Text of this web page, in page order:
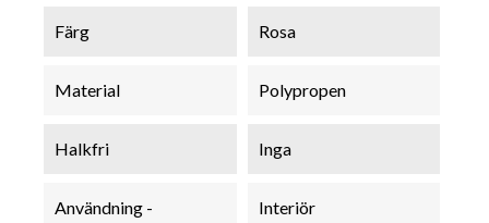
Färg Rosa
Material Polypropen
Halkfri Inga
Användning -
Interiör